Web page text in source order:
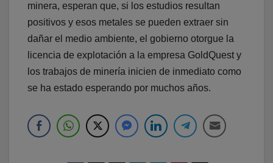
minera, esperan que, si los estudios resultan
positivos y esos metales se pueden extraer sin
dañar el medio ambiente, el gobierno otorgue la
licencia de explotación a la empresa GoldQuest y
los trabajos de minería inicien de inmediato como
se ha estado esperando por muchos años.